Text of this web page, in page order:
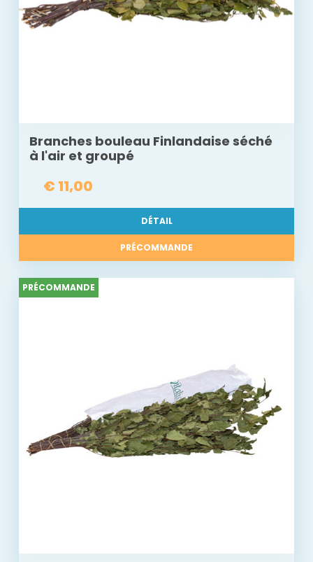
Branches bouleau Finlandaise séché
à l'air et groupé
€ 11,00
DÉTAIL
PRÉCOMMANDE
PRÉCOMMANDE